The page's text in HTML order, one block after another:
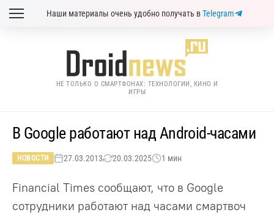
Наши материалы очень удобно получать вTelegram
НЕ ТОЛЬКО О СМАРТФОНАХ: ТЕХНОЛОГИИ, КИНО И
ИГРЫ
В Google работают над Android-часами
НОВОСТИ 27.03.2013 20.03.2025 1 мин
Financial Times сообщают, что в Google
сотрудники работают над часами смартвоч